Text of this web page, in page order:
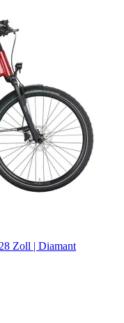
28 Zoll | Diamant